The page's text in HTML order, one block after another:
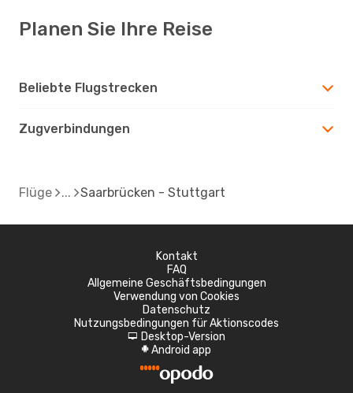
Planen Sie Ihre Reise
Beliebte Flugstrecken
Zugverbindungen
Flüge Saarbrücken - Stuttgart
Kontakt
FAQ
Allgemeine Geschäftsbedingungen
Verwendung von Cookies
Datenschutz
Nutzungsbedingungen für Aktionscodes
d Desktop-Version
A Android app